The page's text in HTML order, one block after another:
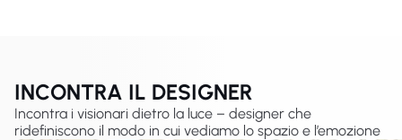
INCONTRA IL DESIGNER
Incontra i visionari dietro la luce – designer che
ridefiniscono il modo in cui vediamo lo spazio e l’emozione